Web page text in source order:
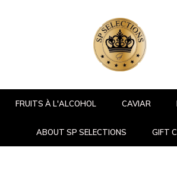
FRUITS À L'ALCOHOL CAVIAR
ABOUT SP SELECTIONS GIFT